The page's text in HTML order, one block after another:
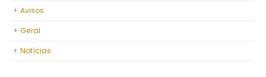
Avisos
Geral
Notícias